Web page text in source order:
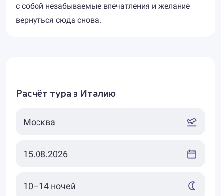
с собой незабываемые впечатления и желание
вернуться сюда снова.
Расчёт тура в Италию